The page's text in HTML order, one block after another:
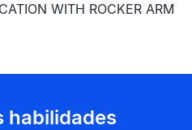
WITH ROCKER ARM
habilidades